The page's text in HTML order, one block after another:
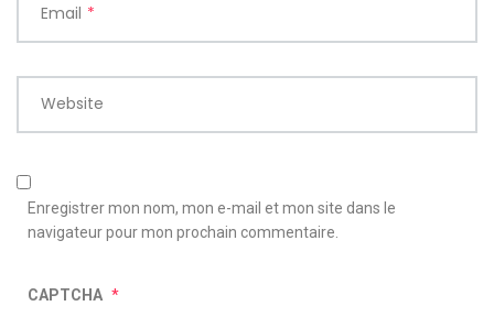
Email *
Website
Enregistrer mon nom, mon e-mail et mon site dans le
navigateur pour mon prochain commentaire.
CAPTCHA *